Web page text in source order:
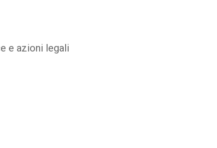
e azioni legali